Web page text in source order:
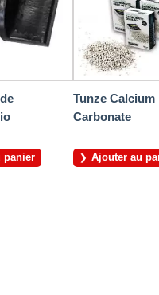
panier
Tunze Calcium
Carbonate
Ajouter au